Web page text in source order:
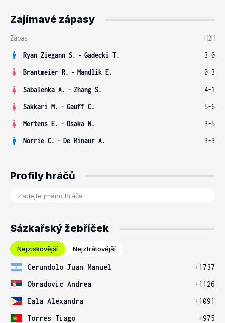
Zajímavé zápasy
Zápas
H2H
Ryan Ziegann S. - Gadecki T.
3-0
Brantmeier R. - Mandlik E.
0-3
Sabalenka A. - Zhang S.
4-1
Sakkari M. - Gauff C.
5-6
Mertens E. - Osaka N.
3-5
Norrie C. - De Minaur A. 3-3
Profily hráčů
Sázkařský žebříček
Nejziskovější Nejztrátovější
Cerundolo Juan Manuel
+1737
Obradovic Andrea
+1126
Eala Alexandra
+1091
Torres Tiago
+975